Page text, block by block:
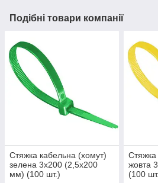
Подібні товари компанії
Стяжка кабельна (хомут)
зелена 3х200 (2,5х200
мм) (100 шт.)
Стяжка
жовта
(100